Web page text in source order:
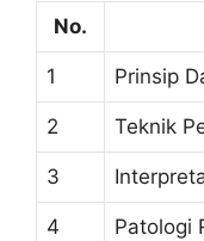
No.
1 Prinsip
2 Teknik
3
4 Patologi